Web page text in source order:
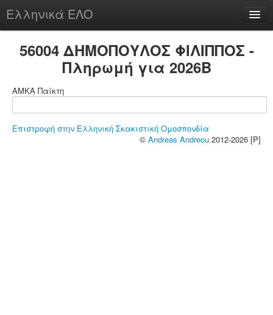
Ελληνικά ΕΛΟ
chesstu.be @ discord
56004 ΔΗΜΟΠΟΥΛΟΣ ΦΙΛΙΠΠΟΣ -
Πληρωμή για 2026B
ΑΜΚΑ Παίκτη
Επιστροφή στην Ελληνική Σκακιστική Ομοσπονδία
© Andreas Andreou 2012-2026 [P]